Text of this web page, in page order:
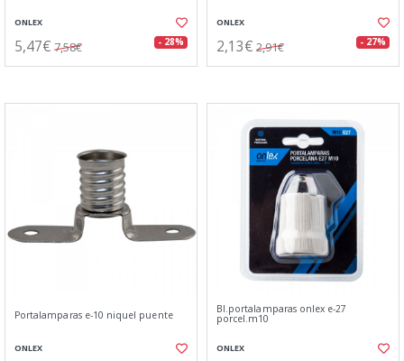
ONLEX
5,47€ 7,58€ - 28%
ONLEX
2,13€ 2,91€ - 27%
Portalamparas e-10 niquel puente
ONLEX
Bl.portalamparas onlex e-27
porcel.m10
ONLEX